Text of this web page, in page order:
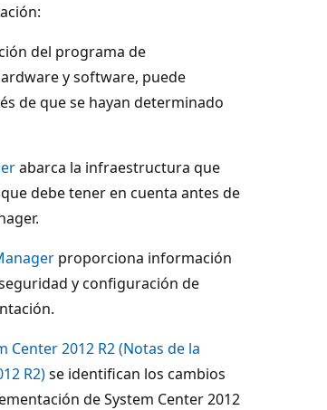
del programa de
y software, puede
de que se hayan determinado
abarca la infraestructura que
debe tener en cuenta antes de
proporciona información
y configuración de
2012 R2 (Notas de la
R2)se identifican los cambios
de System Center 2012